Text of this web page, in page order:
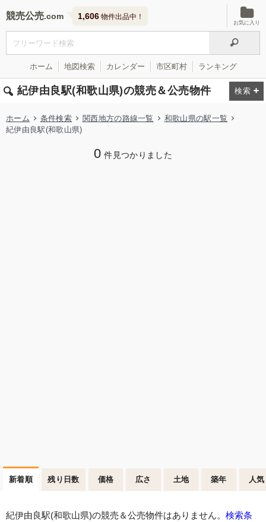
競売公売 1,606 物件出品中！
お気に入り
ホーム 地図検索 カレンダー 市区町村 ランキング
紀伊由良駅(和歌山県)の競売＆公売物件
ホーム 条件検索 関西地方の路線一覧
和歌山県の駅一覧
紀伊由良駅(和歌山県)
0 件見つかりました
新着順 残り日数 価格 広さ 土地 築年 人気
紀伊由良駅(和歌山県)の競売＆公売物件はありません。 検索条